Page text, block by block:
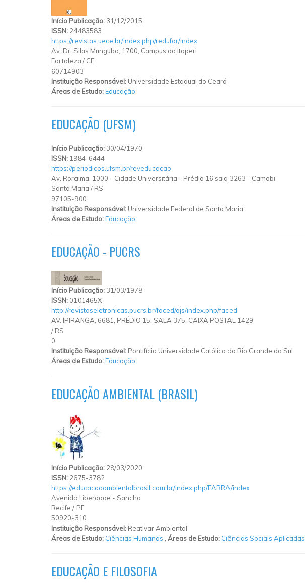
Início Publicação: 31/12/2015
ISSN: 24483583
https://revistas.uece.br/index.php/redufor/index
Av. Dr. Silas Munguba, 1700, Campus do Itaperi
Fortaleza / CE
60714903
Instituição Responsável: Universidade Estadual do Ceará
Áreas de Estudo:Educação
EDUCAÇÃO (UFSM)
Início Publicação: 30/04/1970
ISSN: 1984-6444
https://periodicos.ufsm.br/reveducacao
Av. Roraima, 1000 - Cidade Universitária - Prédio 16 sala 3263 - Camobi
Santa Maria / RS
97105-900
Instituição Responsável: Universidade Federal de Santa Maria
Áreas de Estudo:Educação
EDUCAÇÃO - PUCRS
Início Publicação: 31/03/1978
ISSN: 0101465X
http://revistaseletronicas.pucrs.br/faced/ojs/index.php/faced
AV. IPIRANGA, 6681, PRÉDIO 15, SALA 375, CAIXA POSTAL 1429
/ RS
0
Instituição Responsável: Pontifícia Universidade Católica do Rio Grande do Sul
Áreas de Estudo:Educação
EDUCAÇÃO AMBIENTAL (BRASIL)
Início Publicação: 28/03/2020
ISSN: 2675-3782
https://educacaoambientalbrasil.com.br/index.php/EABRA/index
Avenida Liberdade - Sancho
Recife / PE
50920-310
Instituição Responsável: Reativar Ambiental
Áreas de Estudo: Ciências Humanas Áreas de Estudo: Ciências Sociais Aplicadas
EDUCAÇÃO E FILOSOFIA